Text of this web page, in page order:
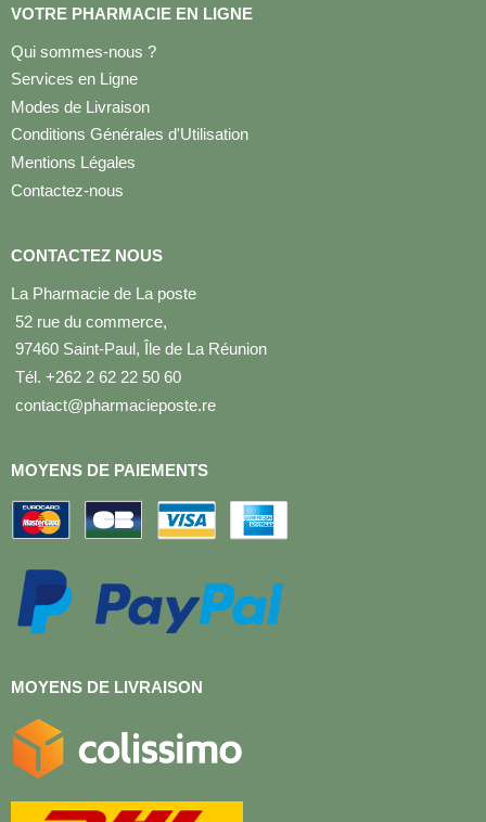
VOTRE PHARMACIE EN LIGNE
Qui sommes-nous ?
Services en Ligne
Modes de Livraison
Conditions Générales d'Utilisation
Mentions Légales
Contactez-nous
CONTACTEZ NOUS
La Pharmacie de La poste
52 rue du commerce,
97460 Saint-Paul, Île de La Réunion
Tél. +262 2 62 22 50 60
contact@pharmacieposte.re
MOYENS DE PAIEMENTS
MOYENS DE LIVRAISON